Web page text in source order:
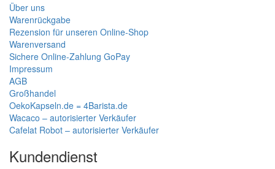
Über uns
Warenrückgabe
Rezension für unseren Online-Shop
Warenversand
Sichere Online-Zahlung GoPay
Impressum
AGB
Großhandel
OekoKapseln.de = 4Barista.de
Wacaco – autorisierter Verkäufer
Cafelat Robot – autorisierter Verkäufer
Kundendienst